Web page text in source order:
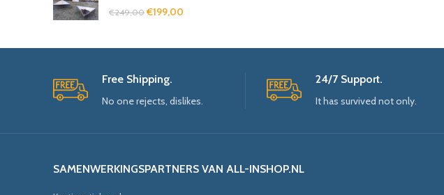
€249,00 €199,00
Free Shipping.
No one rejects, dislikes.
24/7 Support.
It has survived not only.
SAMENWERKINGSPARTNERS VAN ALL-INSHOP.NL